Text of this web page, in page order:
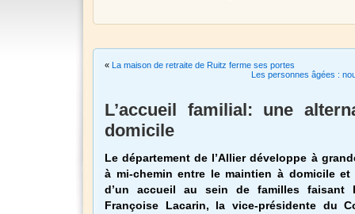
« La maison de retraite de Ruitz ferme ses portes
Les personnes âgées :
L’accueil familial: une
domicile
Le département de l’Allier développe à
à mi-chemin entre le maintien à domicile
d’un accueil au sein de familles faisant
Françoise Lacarin, la vice-présidente du